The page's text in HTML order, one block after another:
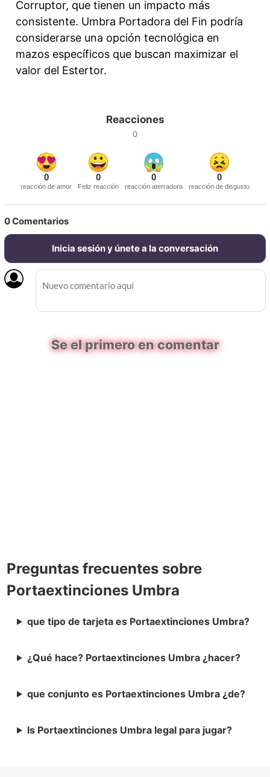
Corruptor, que tienen un impacto más
consistente. Umbra Portadora del Fin podría
considerarse una opción tecnológica en
mazos específicos que buscan maximizar el
valor del Estertor.
Reacciones
0
0
reacción de amor
0
Feliz reacción
0
reacción aterradora
0
reacción de disgusto
0Comentarios
Inicia sesión y únete a la conversación
Se el primero en comentar
Preguntas frecuentes sobre
Portaextinciones Umbra
que tipo de tarjeta es Portaextinciones Umbra?
¿Qué hace? Portaextinciones Umbra ¿hacer?
que conjunto es Portaextinciones Umbra ¿de?
Is Portaextinciones Umbra legal para jugar?